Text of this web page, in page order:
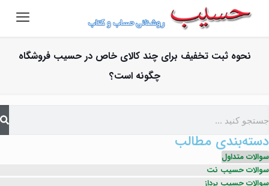
نحوه ثبت تخفیف برای چند کالای خاص در حسیب فروشگاه
چگونه است؟
دسته‌بندی مطالب
سوالات متداول
سوالات حسیب نت
سوالات حسیب پرداز